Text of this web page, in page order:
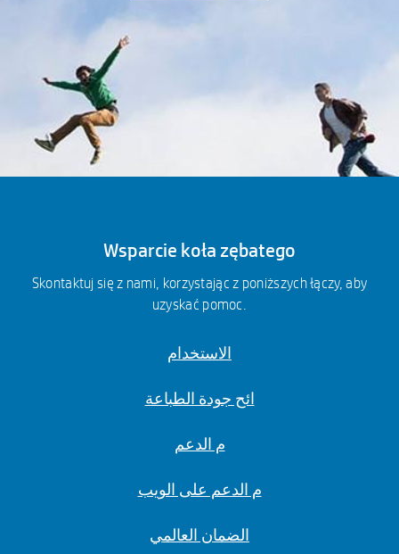
Wsparcie koła zębatego
Skontaktuj się z nami, korzystając z poniższych łączy, aby
uzyskać pomoc.
الاستخدام
ائح جودة الطباعة
م الدعم
م الدعم على الويب
الضمان العالمي